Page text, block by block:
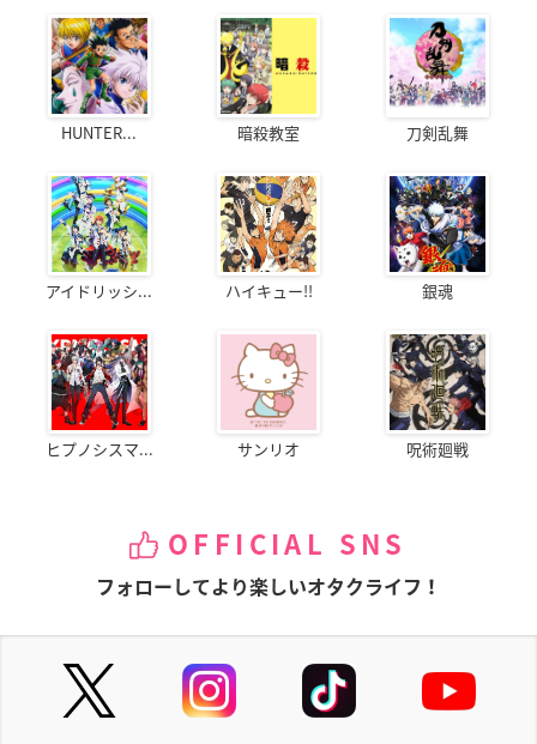
HUNTER... 暗殺教室 刀剣乱舞
アイドリッシ... ハイキュー!! 銀魂
ヒプノシスマ... サンリオ 呪術廻戦
OFFICIAL SNS
フォローしてより楽しいオタクライフ！